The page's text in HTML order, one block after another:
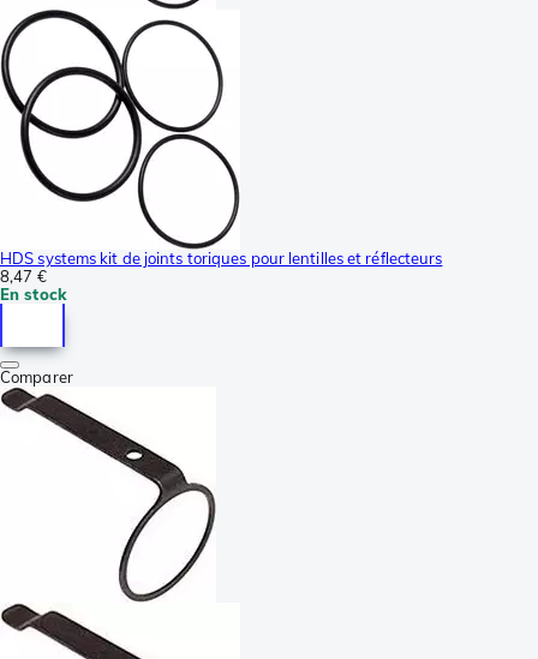
HDS systems kit de joints toriques pour lentilles et réflecteurs
8,47 €
En stock
Comparer